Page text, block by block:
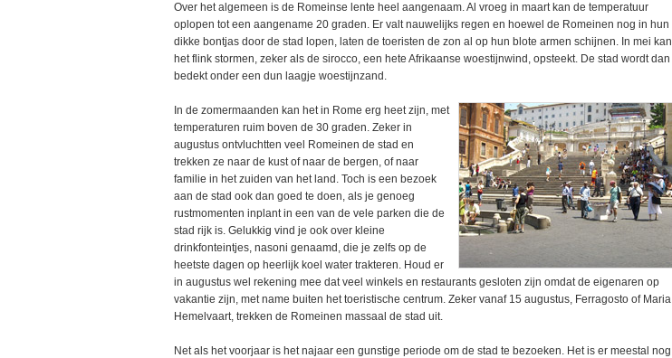
Over het algemeen is de Romeinse lente heel aangenaam. Al vroeg in maart kan de temperatuur
oplopen tot een aangename 20 graden. Er valt nauwelijks regen en hoewel de Romeinen nog in hun
dikke bontjas door de stad lopen, laten de toeristen de zon al op hun blote armen schijnen. In mei kan
het flink stormen, zeker als de sirocco, een hete Afrikaanse woestijnwind, opsteekt. De stad wordt dan
bedekt onder een dun laagje woestijnzand.
In de zomermaanden kan het in Rome erg heet zijn, met
temperaturen ruim boven de 30 graden. Zeker in
augustus ontvluchtten veel Romeinen de stad en
trekken ze naar de kust of naar de bergen, of naar
familie in het zuiden van het land. Toch is een bezoek
aan de stad ook dan goed te doen, als je genoeg
rustmomenten inplant in een van de vele parken die de
stad rijk is. Gelukkig vind je ook over kleine
drinkfonteintjes, nasoni genaamd, die je zelfs op de
heetste dagen op heerlijk koel water trakteren. Houd er
in augustus wel rekening mee dat veel winkels en restaurants gesloten zijn omdat de eigenaren op
vakantie zijn, met name buiten het toeristische centrum. Zeker vanaf 15 augustus, Ferragosto of Maria
Hemelvaart, trekken de Romeinen massaal de stad uit.
Net als het voorjaar is het najaar een gunstige periode om de stad te bezoeken. Het is er meestal nog